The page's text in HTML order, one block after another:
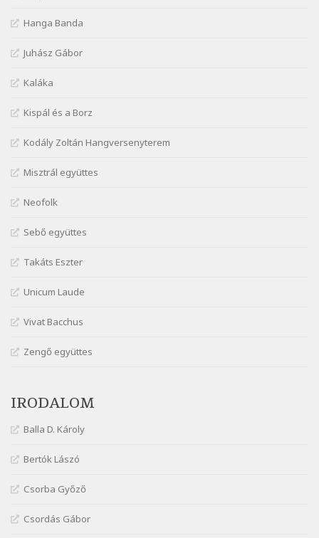
Szélkiáltó
Szélkiáltó
Márai Sándor: A világ füst
Márai Sándor: Ámen
Szélkiáltó
Márai Sándor: Dalocska
Márai Sándor: Együgyű vers gyorsvonatban
Márai Sándor: Ez a kávéház
Szélkiáltó
Szélkiáltó
Márai Sándor: Hol vagyok?
Szélkiáltó
Márai Sándor: Ujjgyakorlat 8
Márai Sándor: Zsoltár
Mária Sándor: Hallgatás
Szélkiáltó
Hanga Banda
Juhász Gábor
Kaláka
Kispál és a Borz
Kodály Zoltán Hangversenyterem
Misztrál együttes
Neofolk
Sebő együttes
Takáts Eszter
Unicum Laude
Vivat Bacchus
Zengő együttes
IRODALOM
Balla D. Károly
Bertók Lászó
Csorba Győző
Csordás Gábor